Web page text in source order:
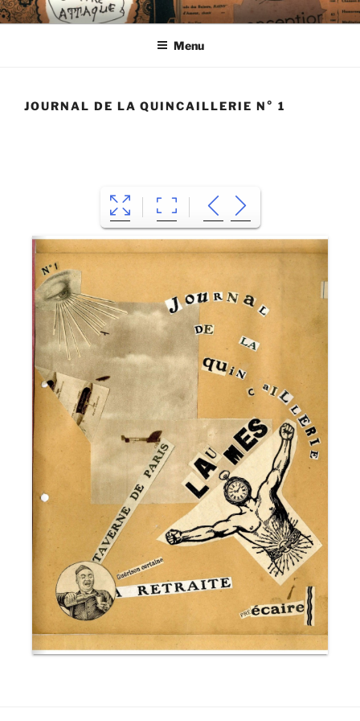
Aller
au
CIE LES ENDIMANCHÉS
Menu
JOURNAL DE LA QUINCAILLERIE N° 1